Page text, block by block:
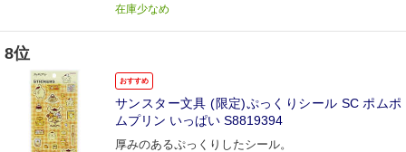
在庫少なめ
8位
おすすめ
サンスター文具 (限定)ぷっくりシール SC ポムポ
ムプリン いっぱい S8819394
厚みのあるぷっくりしたシール。